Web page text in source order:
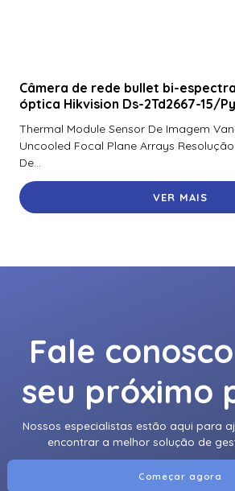
Câmera de rede bullet bi-
óptica Hikvision Ds-2Td2667-15/Py
Thermal Module Sensor De Imagem
Uncooled Focal Plane Arrays
De...
VER MAIS
Fale
seu próximo
Nossos especialistas estão aqui para
encontrar a melhor solução de
Começar agora